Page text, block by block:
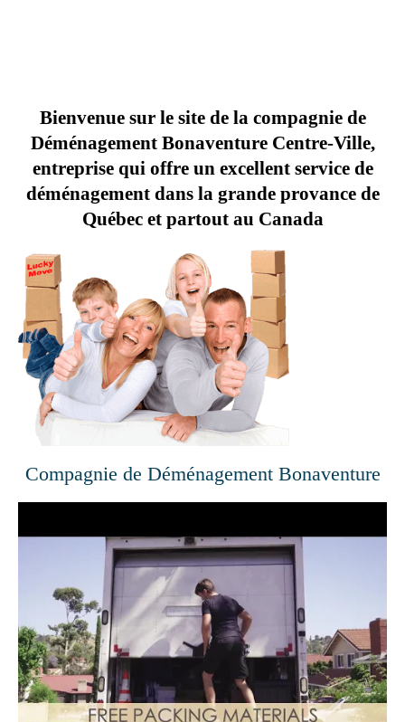
Bienvenue sur le site de la compagnie de
Déménagement Bonaventure Centre-Ville,
entreprise qui offre un excellent service de
déménagement dans la grande provance de
Québec et partout au Canada
Compagnie de Déménagement Bonaventure